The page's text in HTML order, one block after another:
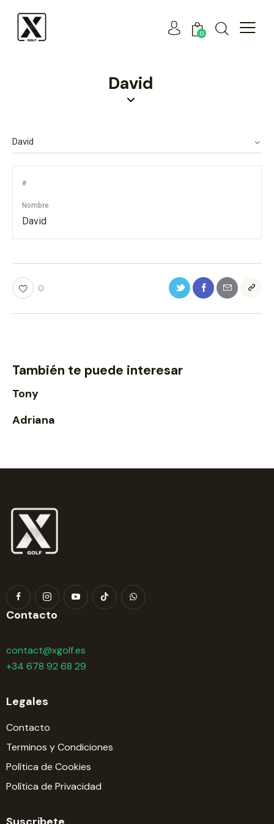
0
David
#
Nombre
David
0
También te puede interesar
Tony
Adriana
Contacto
contact@xgolf.es
+34 678 92 68 29
Legales
Contacto
Terminos y Condiciones
Política de Cookies
Política de Privacidad